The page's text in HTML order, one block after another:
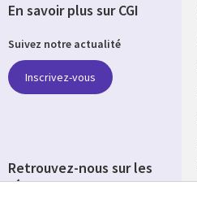
En savoir plus sur CGI
Suivez notre actualité
Inscrivez-vous
Retrouvez-nous sur les
réseaux